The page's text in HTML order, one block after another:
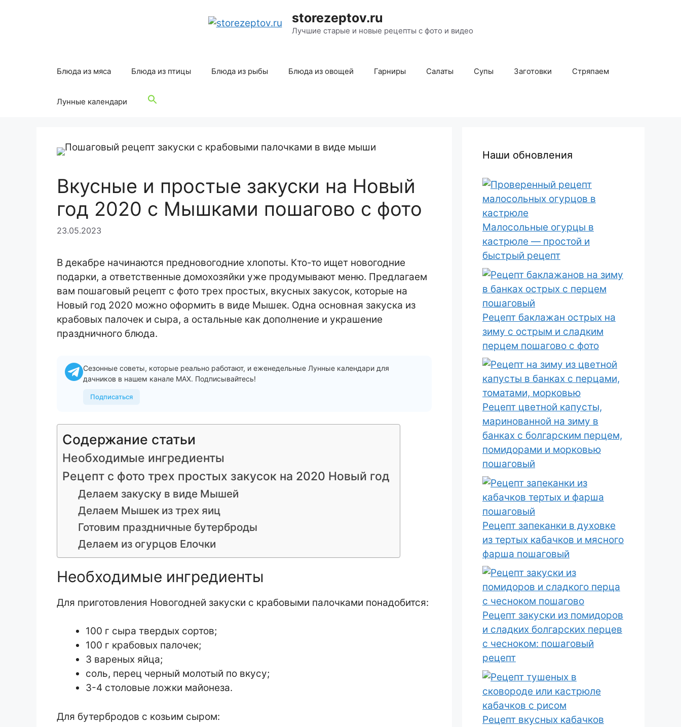
storezeptov.ru
Лучшие старые и новые рецепты с фото и видео
Блюда из мяса Блюда из птицы Блюда из рыбы Блюда из овощей Гарниры Салаты Супы Заготовки Стряпаем
Лунные календари
Вкусные и простые закуски на Новый
год 2020 с Мышками пошагово с фото
23.05.2023
В декабре начинаются предновогодние хлопоты. Кто-то ищет новогодние
подарки, а ответственные домохозяйки уже продумывают меню. Предлагаем
вам пошаговый рецепт с фото трех простых, вкусных закусок, которые на
Новый год 2020 можно оформить в виде Мышек. Одна основная закуска из
крабовых палочек и сыра, а остальные как дополнение и украшение
праздничного блюда.
Сезонные советы, которые реально работают, и еженедельные Лунные календари для
дачников в нашем канале MAX. Подписывайтесь!
Подписаться
Содержание статьи
Необходимые ингредиенты
Рецепт с фото трех простых закусок на 2020 Новый год
Делаем закуску в виде Мышей
Делаем Мышек из трех яиц
Готовим праздничные бутерброды
Делаем из огурцов Елочки
Необходимые ингредиенты
Для приготовления Новогодней закуски с крабовыми палочками понадобится:
100 г сыра твердых сортов;
100 г крабовых палочек;
3 вареных яйца;
соль, перец черный молотый по вкусу;
3-4 столовые ложки майонеза.
Для бутербродов с козьим сыром:
Наши обновления
Малосольные огурцы в
кастрюле — простой и
быстрый рецепт
Рецепт баклажан острых на
зиму с острым и сладким
перцем пошагово с фото
Рецепт цветной капусты,
маринованной на зиму в
банках с болгарским перцем,
помидорами и морковью
пошаговый
Рецепт запеканки в духовке
из тертых кабачков и мясного
фарша пошаговый
Рецепт закуски из помидоров
и сладких болгарских перцев
с чесноком: пошаговый
рецепт
Рецепт вкусных кабачков